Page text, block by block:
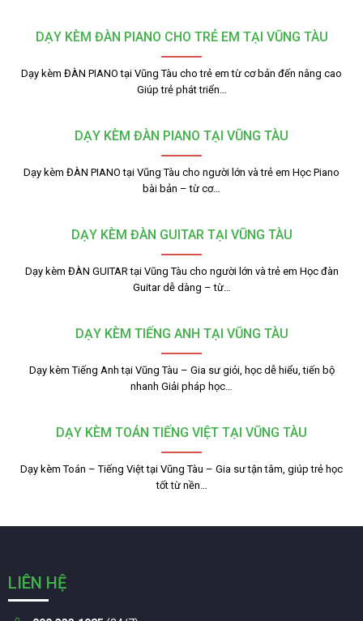
DẠY KÈM ĐÀN PIANO CHO TRẺ EM TẠI VŨNG TÀU
Dạy kèm ĐÀN PIANO tại Vũng Tàu cho trẻ em từ cơ bản đến nâng cao
Giúp trẻ phát triển…
DẠY KÈM ĐÀN PIANO TẠI VŨNG TÀU
Dạy kèm ĐÀN PIANO tại Vũng Tàu cho người lớn và trẻ em Học Piano
bài bản – từ cơ…
DẠY KÈM ĐÀN GUITAR TẠI VŨNG TÀU
Dạy kèm ĐÀN GUITAR tại Vũng Tàu cho người lớn và trẻ em Học đàn
Guitar dễ dàng – từ…
DẠY KÈM TIẾNG ANH TẠI VŨNG TÀU
Dạy kèm Tiếng Anh tại Vũng Tàu – Gia sư giỏi, học dễ hiểu, tiến bộ
nhanh Giải pháp học…
DẠY KÈM TOÁN TIẾNG VIỆT TẠI VŨNG TÀU
Dạy kèm Toán – Tiếng Việt tại Vũng Tàu – Gia sư tận tâm, giúp trẻ học
tốt từ nền…
LIÊN HỆ